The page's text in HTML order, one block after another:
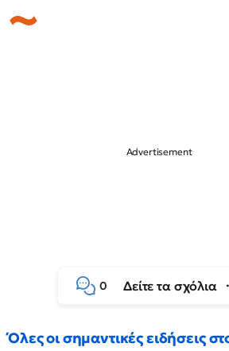
0 Δείτε τα σχόλια
Όλες οι σημαντικές ειδήσεις